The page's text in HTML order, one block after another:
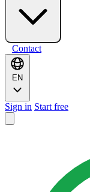
Contact
EN
Sign in Start free